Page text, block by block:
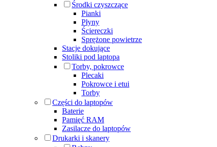
Środki czyszczące
Pianki
Płyny
Ściereczki
Sprężone powietrze
Stacje dokujące
Stoliki pod laptopa
Torby, pokrowce
Plecaki
Pokrowce i etui
Torby
Części do laptopów
Baterie
Pamięć RAM
Zasilacze do laptopów
Drukarki i skanery